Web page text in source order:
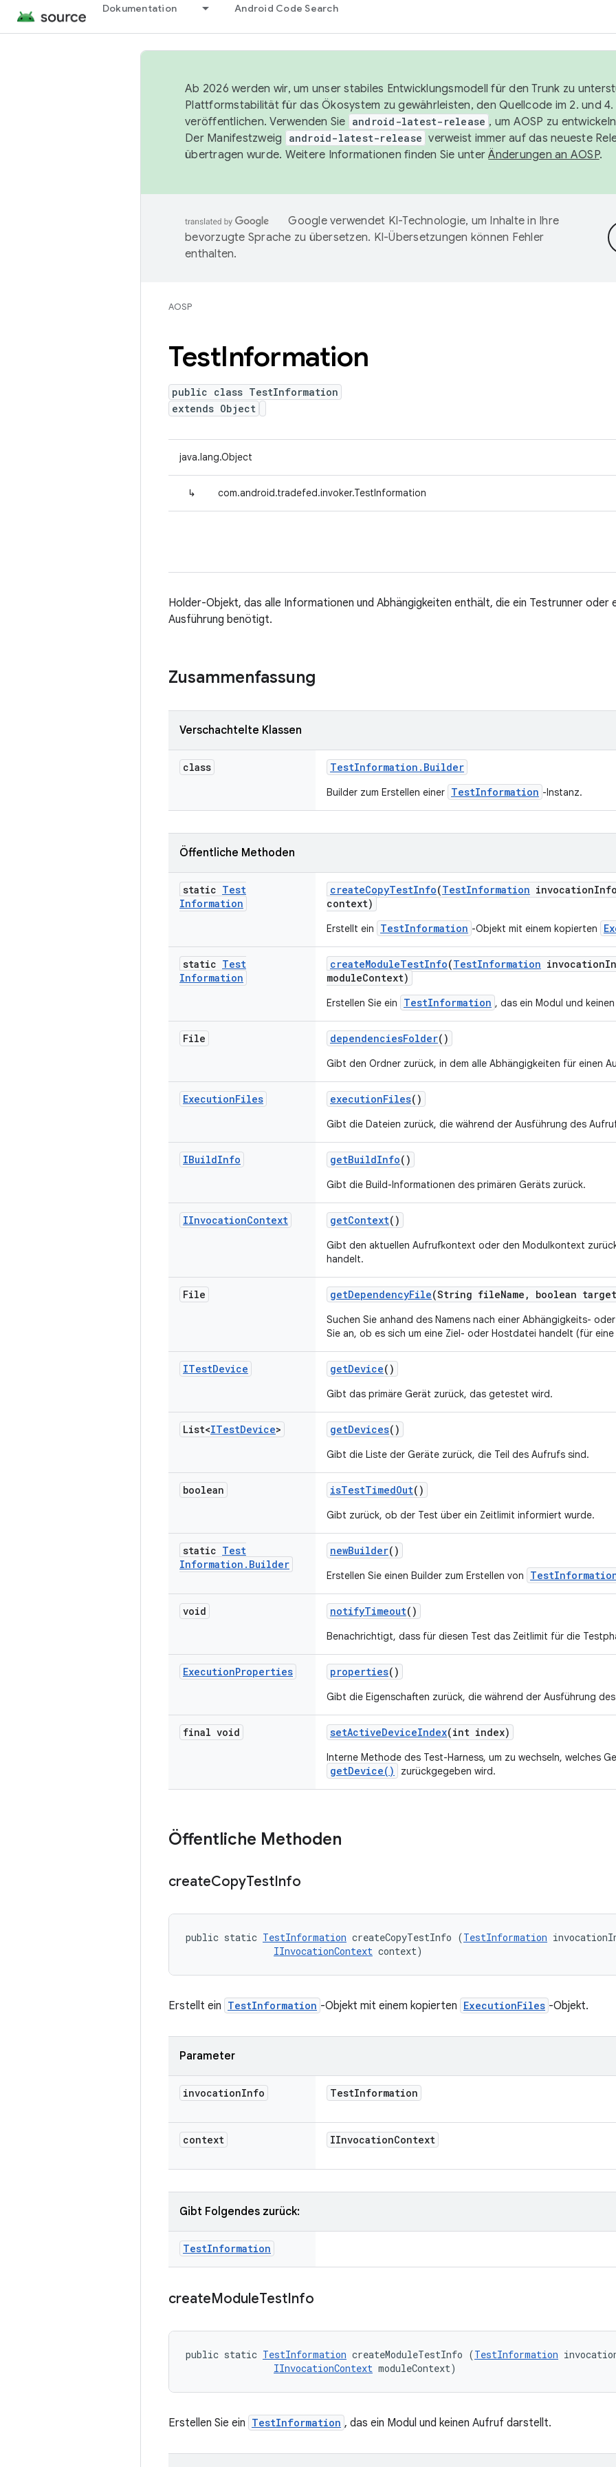
Dokumentation Android Code Search
Ab 2026 werden wir, um unser stabiles Entwicklungsmodell für den Trunk zu
Plattformstabilität für das Ökosystem zu gewährleisten, den Quellcode im 2. und 4.
veröffentlichen. Verwenden Sie android-latest-release , um AOSP zu
Der Manifestzweig
android-latest-release verweist immer auf das neueste
übertragen wurde. Weitere Informationen finden Sie unterÄnderungen an AOSP.
Google verwendet KI-Technologie, um Inhalte in Ihre
bevorzugte Sprache zu übersetzen. KI-Übersetzungen können Fehler
enthalten.
AOSP
TestInformation
public class TestInformation
extends Object
java.lang.Object
↳ com.android.tradefed.invoker.TestInformation
Holder-Objekt, das alle Informationen und Abhängigkeiten enthält, die ein Testrunner oder
Ausführung benötigt.
Zusammenfassung
Verschachtelte Klassen
class TestInformation . Builder
Builder zum Erstellen einer TestInformation -Instanz.
Öffentliche Methoden
static Test
Information
createCopyTestInfo(TestInformation invocationInfo
context)
Erstellt ein TestInformation -Objekt mit einem kopierten
static Test
Information
createModuleTestInfo(TestInformation invocation
moduleContext)
Erstellen Sie ein TestInformation , das ein Modul und
File dependenciesFolder()
Gibt den Ordner zurück, in dem alle Abhängigkeiten für einen
ExecutionFiles executionFiles()
Gibt die Dateien zurück, die während der Ausführung des
IBuildInfo getBuildInfo()
Gibt die Build-Informationen des primären Geräts zurück.
IInvocationContext getContext()
Gibt den aktuellen Aufrufkontext oder den Modulkontext
handelt.
File getDependencyFile(String fileName , boolean target
Suchen Sie anhand des Namens nach einer Abhängigkeits-
Sie an, ob es sich um eine Ziel- oder Hostdatei handelt (für eine
ITestDevice getDevice()
Gibt das primäre Gerät zurück, das getestet wird.
List<ITestDevice> getDevices()
Gibt die Liste der Geräte zurück, die Teil des Aufrufs sind.
boolean isTestTimedOut()
Gibt zurück, ob der Test über ein Zeitlimit informiert wurde.
static Test
Information . Builder
newBuilder()
Erstellen Sie einen Builder zum Erstellen von
void notifyTimeout()
Benachrichtigt, dass für diesen Test das Zeitlimit für die
ExecutionProperties properties()
Gibt die Eigenschaften zurück, die während der Ausführung
final void setActiveDeviceIndex(int index)
Interne Methode des Test-Harness, um zu wechseln, welches
getDevice() zurückgegeben wird.
Öffentliche Methoden
createCopyTestInfo
public static TestInformation createCopyTestInfo (TestInformation
IInvocationContext context)
Erstellt ein TestInformation -Objekt mit einem kopierten ExecutionFiles -Objekt.
Parameter
invocationInfo TestInformation
context IInvocationContext
Gibt Folgendes zurück:
TestInformation
createModuleTestInfo
public static TestInformation createModuleTestInfo (TestInformation
IInvocationContext moduleContext)
Erstellen Sie ein TestInformation , das ein Modul und keinen Aufruf darstellt.